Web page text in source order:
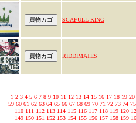
SCAFULL KING
RIDDIMATES
1 2 3 4 5 6 7 8 9 10 11 12 13 14 15 16 17 18 19 20
59 60 61 62 63 64 65 66 67 68 69 70 71 72 73 74 75
110 111 112 113 114 115 116 117 118 119 120
149 150 151 152 153 154 155 156 157 158 159